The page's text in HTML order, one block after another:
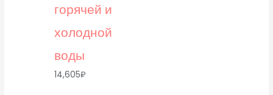
горячей и
холодной
воды
14,605₽